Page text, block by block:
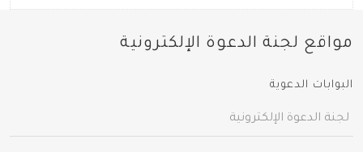
مواقع لجنة الدعوة الإلكترونية
البوابات الدعوية
لجنة الدعوة الإلكترونية